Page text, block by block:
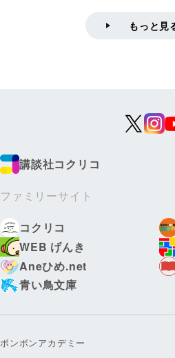
もっと見
講談社コクリコ
ファミリーサイト
コクリコ
WEB げんき
Aneひめ.net
青い鳥文庫
ボンボンアカデミー